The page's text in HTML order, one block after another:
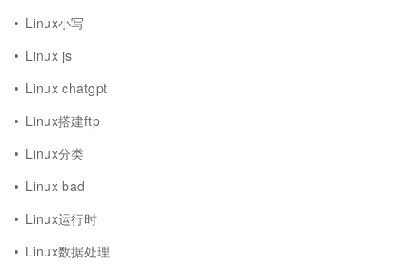
Linux小写
Linux js
Linux chatgpt
Linux搭建ftp
Linux分类
Linux bad
Linux运行时
Linux数据处理